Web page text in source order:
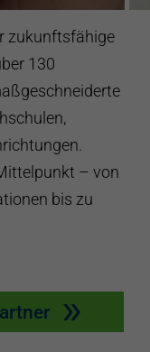
zukunftsfähige
130
– von
bis zu